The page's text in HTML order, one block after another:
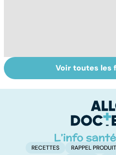
Cancer : l'espoir
des essais
Voir toutes les
RECETTES RAPPEL PRODUIT